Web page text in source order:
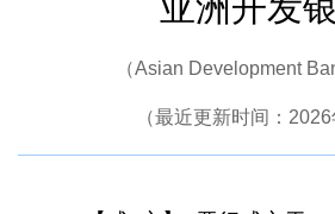
（Asian Development
（最近更新时间：2026